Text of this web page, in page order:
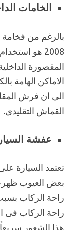
الخامات
بالرغم من فخامة
2008 هو
المقصورة
الاماكن الهامة
الى ان فرش
القماش التقليدى.
عفشة
تعتمد السيارة
بعض العيوب
راحة الركاب
راحة الركاب فى
هذا الشعور